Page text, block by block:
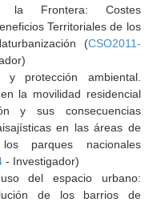
la Frontera: Costes
Territoriales de los
(CSO2011-
y protección ambiental.
la movilidad residencial
y sus consecuencias
en las áreas de
parques nacionales
- Investigador)
del espacio urbano:
de los barrios de